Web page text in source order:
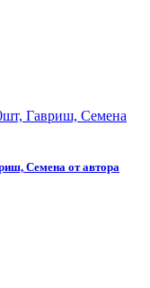
Семена от автора